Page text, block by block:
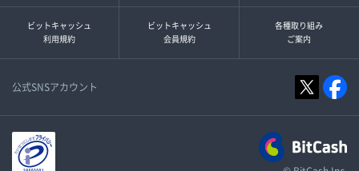
ビットキャッシュ
利用規約
ビットキャッシュ
会員規約
各種取り組み
ご案内
公式SNSアカウント